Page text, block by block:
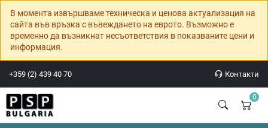
В момента извършваме техническа и ценова актуализация на
сайта във връзка с въвеждането на еврото. Възможно е
временно да възникнат несъответствия в показваните цени и
информация.
+359 (2) 439 40 70 Контакти
0